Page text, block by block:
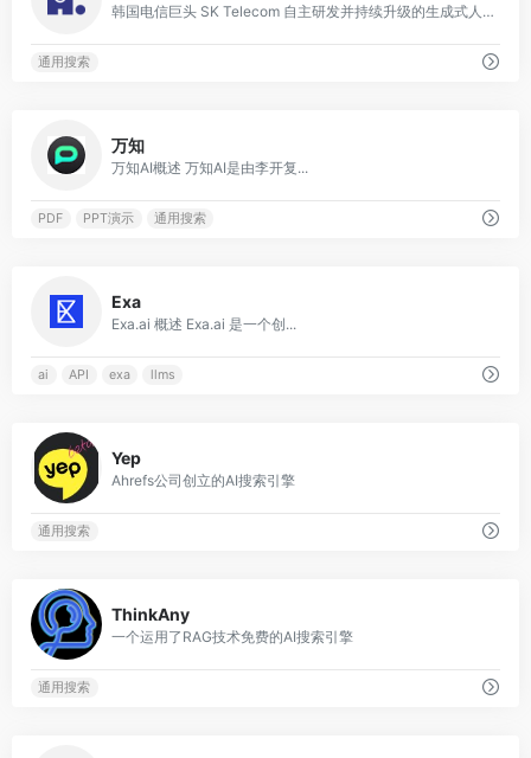
韩国电信巨头 SK Telecom 自主研发并持续升级的生成式人工智能个人助理服务
通用搜索
万知
万知AI概述 万知AI是由李开复...
PDF PPT演示 通用搜索
Exa
Exa.ai 概述 Exa.ai 是一个创...
ai API exa llms
Yep
Ahrefs公司创立的AI搜索引擎
通用搜索
ThinkAny
一个运用了RAG技术免费的AI搜索引擎
通用搜索